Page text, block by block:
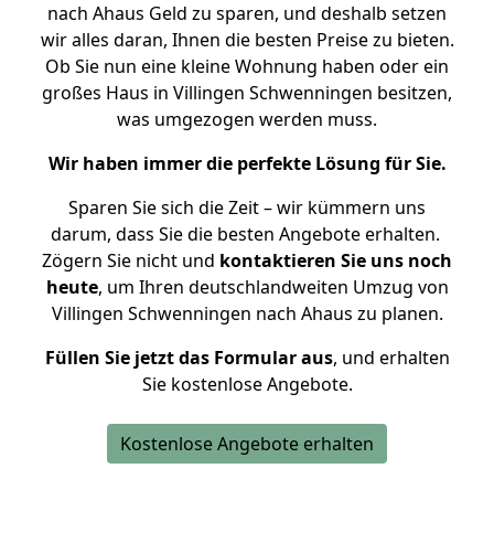
nach Ahaus Geld zu sparen, und deshalb setzen
wir alles daran, Ihnen die besten Preise zu bieten.
Ob Sie nun eine kleine Wohnung haben oder ein
großes Haus in Villingen Schwenningen besitzen,
was umgezogen werden muss.
Wir haben immer die perfekte Lösung für Sie.
Sparen Sie sich die Zeit – wir kümmern uns
darum, dass Sie die besten Angebote erhalten.
Zögern Sie nicht und kontaktieren Sie uns noch
heute, um Ihren deutschlandweiten Umzug von
Villingen Schwenningen nach Ahaus zu planen.
Füllen Sie jetzt das Formular aus, und erhalten
Sie kostenlose Angebote.
Kostenlose Angebote erhalten